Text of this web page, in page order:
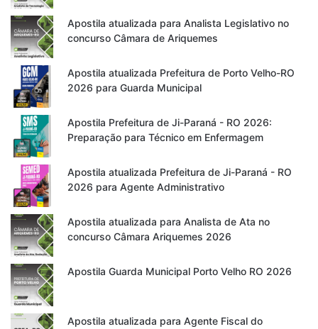
Apostila atualizada para Analista Legislativo no
concurso Câmara de Ariquemes
Apostila atualizada Prefeitura de Porto Velho-RO
2026 para Guarda Municipal
Apostila Prefeitura de Ji-Paraná - RO 2026:
Preparação para Técnico em Enfermagem
Apostila atualizada Prefeitura de Ji-Paraná - RO
2026 para Agente Administrativo
Apostila atualizada para Analista de Ata no
concurso Câmara Ariquemes 2026
Apostila Guarda Municipal Porto Velho RO 2026
Apostila atualizada para Agente Fiscal do